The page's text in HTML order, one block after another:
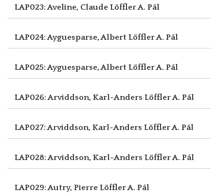
LAP023: Aveline, Claude Löffler A. Pál
LAP024: Ayguesparse, Albert Löffler A. Pál
LAP025: Ayguesparse, Albert Löffler A. Pál
LAP026: Arviddson, Karl-Anders Löffler A. Pál
LAP027: Arviddson, Karl-Anders Löffler A. Pál
LAP028: Arviddson, Karl-Anders Löffler A. Pál
LAP029: Autry, Pierre Löffler A. Pál